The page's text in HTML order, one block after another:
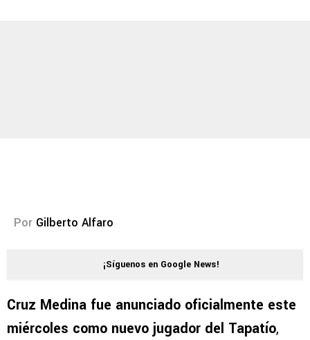
Por Gilberto Alfaro
¡Síguenos en Google News!
Cruz Medina fue anunciado oficialmente este
miércoles como nuevo jugador del Tapatío,